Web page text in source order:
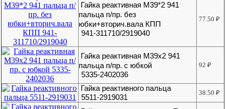
Гайка реактивная М39*2 941
пальца п/пр. без
юбки+вторич.вала КПП
941-311710/2919040
77.50₽
Гайка реактивная М39х2 941
пальца п/пр. с юбкой
5335-2402036
92₽
Гайка реактивного пальца
5511-2919031
38.50₽